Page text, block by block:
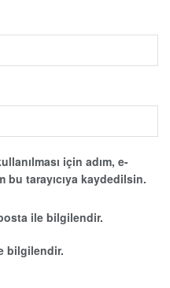
için adım, e-
tarayıcıya kaydedilsin.
ile bilgilendir.
bilgilendir.